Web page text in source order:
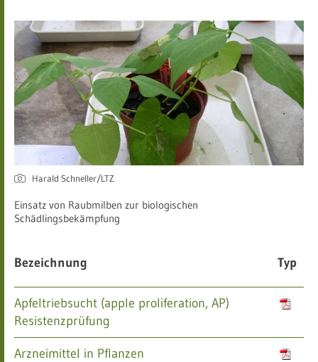
Harald Schneller/LTZ
Einsatz von Raubmilben zur biologischen
Schädlingsbekämpfung
Bezeichnung Typ
Apfeltriebsucht (apple proliferation, AP)
Resistenzprüfung
Arzneimittel in Pflanzen